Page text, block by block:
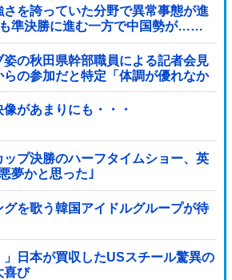
を誇っていた分野で異常事態が進
準決勝に進む一方で中国勢が……
姿の秋田県幹部職員による記者会見
らの参加だと特定「体調が優れなか
ったのか
があまりにも・・・
ップ決勝のハーフタイムショー、英
夢かと思った｣
グを歌う韓国アイドルグループが待
日本が買収したUSスチール驚異の
喜び